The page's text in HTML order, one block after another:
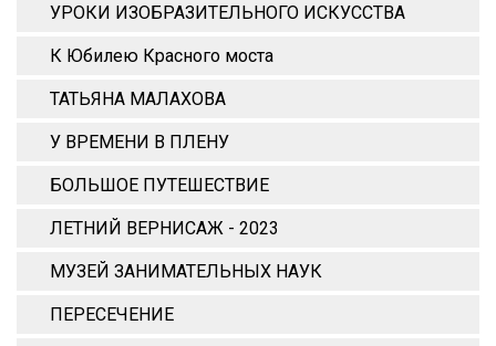
УРОКИ ИЗОБРАЗИТЕЛЬНОГО ИСКУССТВА
К Юбилею Красного моста
ТАТЬЯНА МАЛАХОВА
У ВРЕМЕНИ В ПЛЕНУ
БОЛЬШОЕ ПУТЕШЕСТВИЕ
ЛЕТНИЙ ВЕРНИСАЖ - 2023
МУЗЕЙ ЗАНИМАТЕЛЬНЫХ НАУК
ПЕРЕСЕЧЕНИЕ